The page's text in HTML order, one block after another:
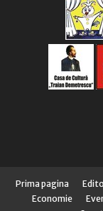
Prima pagina
Economie